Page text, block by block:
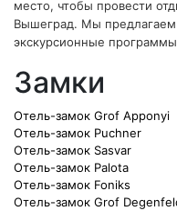
Замки
Отель-замок Grof Apponyi
Отель-замок Puchner
Отель-замок Sasvar
Отель-замок Palota
Отель-замок Foniks
Отель-замок Grof
место, чтобы провести
Вышеград. Мы
экскурсионные